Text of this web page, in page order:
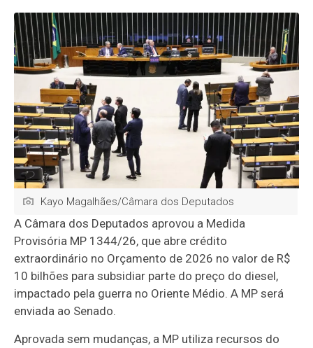
Kayo Magalhães/Câmara dos Deputados
A Câmara dos Deputados aprovou a Medida
Provisória MP 1344/26, que abre crédito
extraordinário no Orçamento de 2026 no valor de R$
10 bilhões para subsidiar parte do preço do diesel,
impactado pela guerra no Oriente Médio. A MP será
enviada ao Senado.
Aprovada sem mudanças, a MP utiliza recursos do